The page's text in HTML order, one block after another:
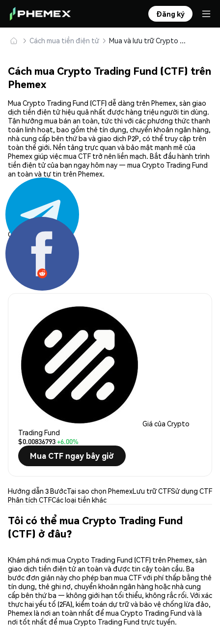
Đăng ký
Cách mua tiền điện tử Mua và lưu trữ Crypto Trading Fund (CTF) an toàn
Cách mua Crypto Trading Fund (CTF) trên
Phemex
Mua Crypto Trading Fund (CTF) dễ dàng trên Phemex, sàn giao
dịch tiền điện tử hiệu quả nhất được hàng triệu người tin dùng.
Tận hưởng mua bán an toàn, tức thì với các phương thức thanh
toán linh hoạt, bao gồm thẻ tín dụng, chuyển khoản ngân hàng,
nhà cung cấp bên thứ ba và giao dịch P2P, có thể truy cập trên
toàn thế giới. Nền tảng trực quan và bảo mật mạnh mẽ của
Phemex giúp việc mua CTF trở nên liền mạch. Bắt đầu hành trình
tiền điện tử của bạn ngay hôm nay — mua Crypto Trading Fund
an toàn và tự tin trên Phemex.
Chia sẻ:
Giá của Crypto
Trading Fund
$0.00836793+6.00%
Mua CTF ngay bây giờ
Hướng dẫn 3 BướcTại sao chọn PhemexLưu trữ CTFSử dụng CTF
Phân tích CTFCác loại tiền khác
Tôi có thể mua Crypto Trading Fund
(CTF) ở đâu?
Khám phá nơi mua Crypto Trading Fund (CTF) trên Phemex, sàn
giao dịch tiền điện tử an toàn và được tin cậy toàn cầu. Ba
bước đơn giản này cho phép bạn mua CTF với phí thấp bằng thẻ
tín dụng, thẻ ghi nợ, chuyển khoản ngân hàng hoặc nhà cung
cấp bên thứ ba — không giới hạn tối thiểu, không rắc rối. Với xác
thực hai yếu tố (2FA), kiểm toán dự trữ và bảo vệ chống lừa đảo,
Phemex là nơi an toàn nhất để mua Crypto Trading Fund và là
nơi tốt nhất để mua Crypto Trading Fund trực tuyến.